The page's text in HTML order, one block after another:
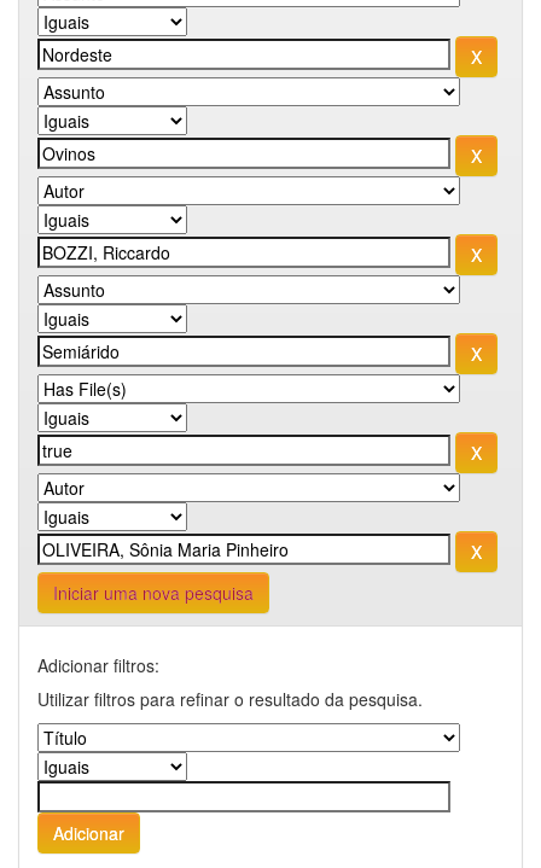
Iniciar uma nova pesquisa
Adicionar filtros:
Utilizar filtros para refinar o resultado da pesquisa.